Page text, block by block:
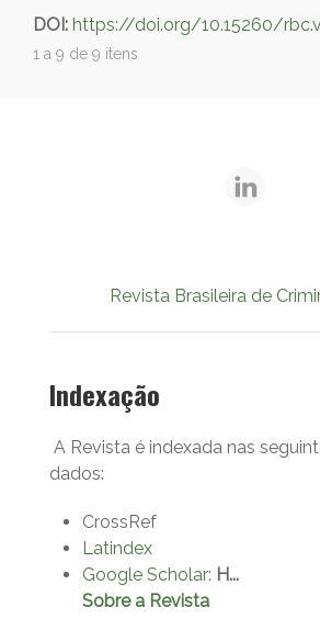
DOI: https://doi.org/10.15260/
1 a 9 de 9 itens
Revista Brasileira de
Indexação
A Revista é indexada nas
dados:
CrossRef
Latindex
Google Scholar: H...
Sobre a Revista